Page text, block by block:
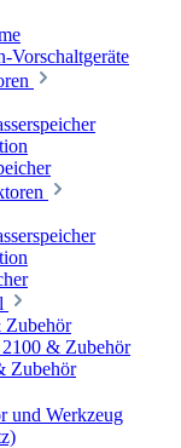
Vorschaltgeräte
& Zubehör
Zubehör
und Werkzeug